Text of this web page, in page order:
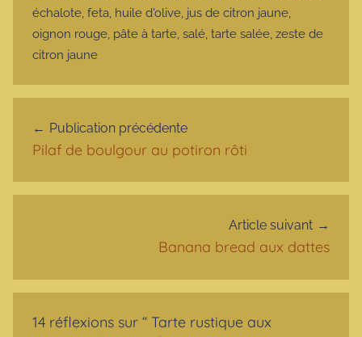
échalote, feta, huile d'olive, jus de citron jaune,
oignon rouge, pâte à tarte, salé, tarte salée, zeste de
citron jaune
Publication précédente
Pilaf de boulgour au potiron rôti
Article suivant
Banana bread aux dattes
14 réflexions sur “ Tarte rustique aux